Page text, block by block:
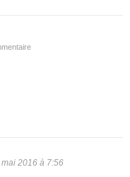
2016 à 7:56